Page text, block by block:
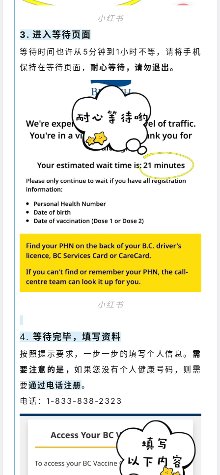
小红书
3. 进入等待页面
等待时间也许从5分钟到1小时不等，请将手机
保持在等待页面，耐心等待，请勿退出。
小红书
4.等待完毕，填写资料
按照提示要求，一步一步的填写个人信息。 需
要注意的是，如果您没有个人健康号码，则需
要通过电话注册。
电话：1-833-838-2323